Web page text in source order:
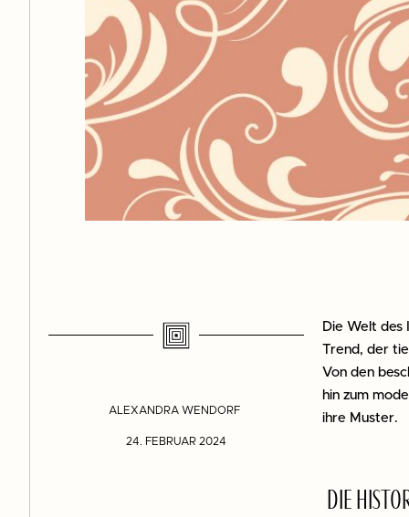
ALEXANDRA WENDORF
24. FEBRUAR 2024
Die Welt des
Trend, der
Von den
hin zum
ihre Muster.
DIE